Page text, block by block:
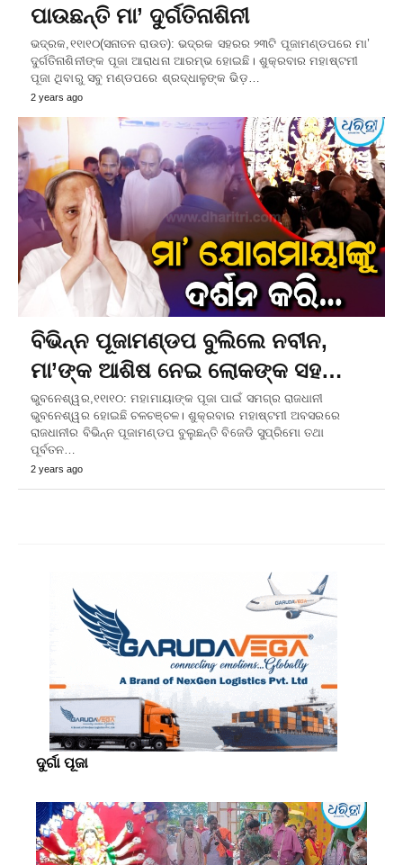
ପାଉଛନ୍ତି ମା’ ଦୁର୍ଗତିନାଶିନୀ
ଭଦ୍ରକ,୧୧ା୧୦(ସନାତନ ରାଉତ): ଭଦ୍ରକ ସହରର ୨୩ଟି ପୂଜାମଣ୍ଡପରେ ମା’
ଦୁର୍ଗତିନାଶିନୀଙ୍କ ପୂଜା ଆରାଧନା ଆରମ୍ଭ ହୋଇଛି। ଶୁକ୍ରବାର ମହାଷ୍ଟମୀ
ପୂଜା ଥିବାରୁ ସବୁ ମଣ୍ଡପରେ ଶ୍ରଦ୍ଧାଳୁଙ୍କ ଭିଡ଼…
2 years ago
ବିଭିନ୍ନ ପୂଜାମଣ୍ଡପ ବୁଲିଲେ ନବୀନ,
ମା’ଙ୍କ ଆଶିଷ ନେଇ ଲୋକଙ୍କ ସହ…
ଭୁବନେଶ୍ୱର,୧୧ା୧୦: ମହାମାୟାଙ୍କ ପୂଜା ପାଇଁ ସମଗ୍ର ରାଜଧାନୀ
ଭୁବନେଶ୍ୱର ହୋଇଛି ଚଳଚଞ୍ଚଳ। ଶୁକ୍ରବାର ମହାଷ୍ଟମୀ ଅବସରରେ
ରାଜଧାନୀର ବିଭିନ୍ନ ପୂଜାମଣ୍ଡପ ବୁଲୁଛନ୍ତି ବିଜେଡି ସୁପ୍ରିମୋ ତଥା
ପୂର୍ବତନ…
2 years ago